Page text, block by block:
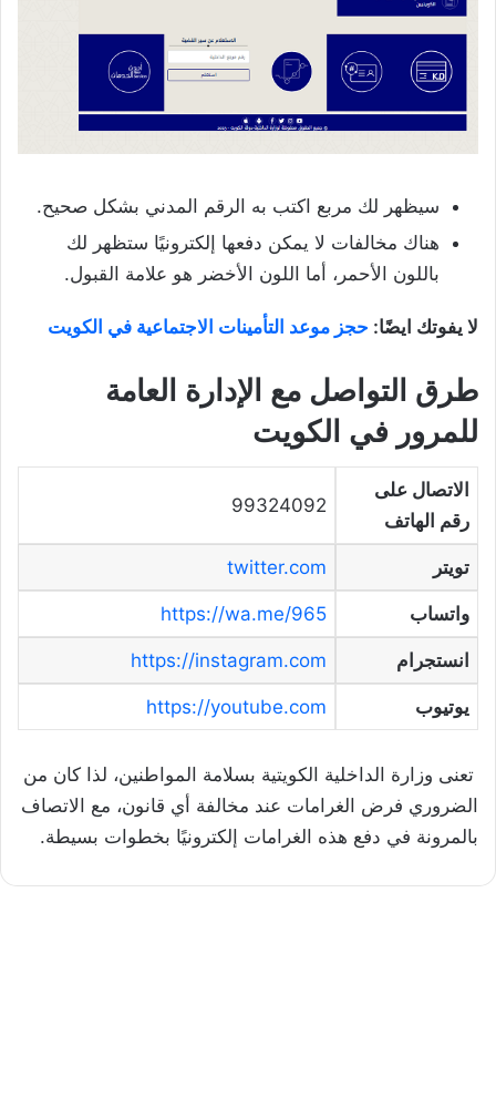
سيظهر لك مربع اكتب به الرقم المدني بشكل صحيح.
هناك مخالفات لا يمكن دفعها إلكترونيًا ستظهر لك
باللون الأحمر، أما اللون الأخضر هو علامة القبول.
لا يفوتك ايضًا: حجز موعد التأمينات الاجتماعية في الكويت
طرق التواصل مع الإدارة العامة
للمرور في الكويت
الاتصال على
رقم الهاتف
99324092
تويتر twitter.com
واتساب https://wa.me/965
انستجرام https://instagram.com
يوتيوب https://youtube.com
تعنى وزارة الداخلية الكويتية بسلامة المواطنين، لذا كان من
الضروري فرض الغرامات عند مخالفة أي قانون، مع الاتصاف
بالمرونة في دفع هذه الغرامات إلكترونيًا بخطوات بسيطة.